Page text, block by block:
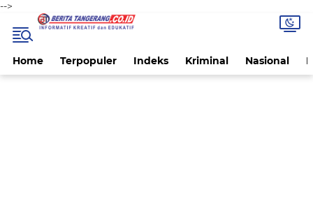
-->
Home Terpopuler Indeks Kriminal Nasional